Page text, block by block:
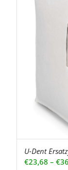
U-Dent
€23,68 – €